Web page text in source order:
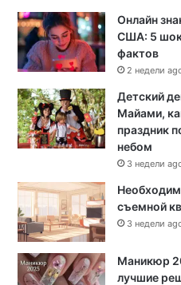
Онлайн
США: 5
фактов
2 недели
Детский
Майами,
праздник
небом
3 недели
съемной
3 недели
Маникюр
лучшие